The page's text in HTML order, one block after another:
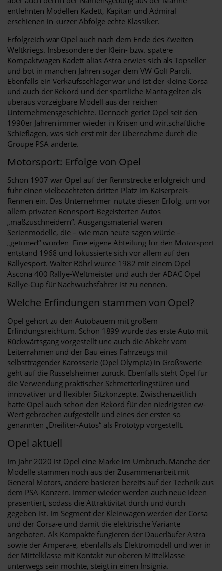
entlehnten Modellen Kadett, Kapitän und Admiral
erschienen in kurzer Abfolge echte Klassiker.
Erfolgreich war Opel auch nach dem Ende des Zweiten
Weltkriegs. Insbesondere der Klein- bzw. spätere
Kompaktwagen Kadett alias Astra erwies sich als Topseller
und bot in manchen Jahren sogar dem VW Golf Paroli.
Ebenfalls ein Verkaufsschlager war und ist der kleine Corsa
und auch der Rekord und der sportliche Manta gelten als
überaus vorzeigbare Modell aus der reichen
Unternehmensgeschichte. Dennoch geriet Opel seit den
1990er Jahren immer wieder in Krisen und wirtschaftliche
Schieflagen, was sich erst mit der Übernahme durch die
Groupe PSA änderte.
Motorsport: Erfolge von Opel
Schon 1907 war Opel auf der Rennstrecke erfolgreich und
fuhr einen vielbeachteten dritten Platz im Kaiserpreis-
Rennen ein. Das Unternehmen nutzte diesen Erfolg, um vor
allem privaten Rennsport-Begeisterten Autos
„maßzuschneidern“. Ausgangsmaterial waren
Serienmodelle, die – wie man heute sagen würde –
„getuned“ wurden. Eine eigene Abteilung für den Motorsport
entstand 1968 und fokussierte sich vor allem auf den
Rallyesport. Walter Röhrl wurde 1982 mit einem Opel
Ascona 400 Rallye-Weltmeister und auch der ADAC Opel
Rallye-Cup für Nachwuchsfahrer ist zu nennen.
Welche Erfindungen stammen von Opel?
Opel gehört zu den Autobauern mit großem
Erfindungsreichtum. Schon 1899 wurde das erste Auto mit
Rückwärtsgang vorgestellt und auch die Abkehr vom
Leiterrahmen und der Bau eines Fahrzeugs mit
selbsttragender Karosserie (Opel Olympia) in Großswerie
geht auf die Rüsselsheimer zurück. Ebenfalls steht Opel für
die Verwendung praktischer Schmetterlingstüren und
innovativer und flexibler Sitzkonzepte. Zwischenzeitlich
hatte Opel auch schon den Rekord für den niedrigsten cw-
Wert gebrochen aufgestellt und eines der ersten so
genannten „Dreiliter-Autos“ als Prototyp vorgestellt.
Opel aktuell
Im Jahr 2020 ist Opel eine Marke im Umbruch. Manche der
Modelle stammen noch aus der Zusammenarbeit mit
General Motors, andere basieren bereits auf der Technik aus
dem PSA-Konzern. Immer wieder werden auch neue Ideen
präsentiert, sodass die Attraktivität durch und durch
gegeben ist. Im Segment der Kleinwagen werden der Corsa
und der Corsa-e und damit die elektrische Variante
angeboten. Als Kompakte fungieren der Dauerläufer Astra
sowie der Ampera-e, ebenfalls als Elektromodell und wer in
der Mittelklasse mit Kontakt zur oberen Mittelklasse
unterwegs sein möchte, steigt in einen Insignia.